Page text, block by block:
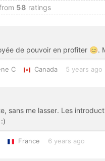
58 ratings
de pouvoir en profiter 😊.
C Canada 5 years ago
sans me lasser. Les
France 6 years ago